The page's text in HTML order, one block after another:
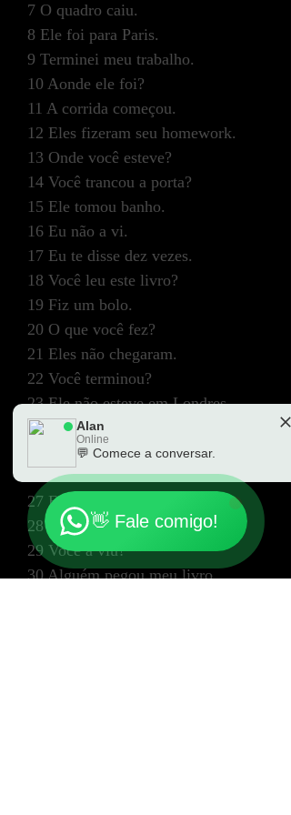
7 O quadro caiu.
8 Ele foi para Paris.
9 Terminei meu trabalho.
10 Aonde ele foi?
11 A corrida começou.
12 Eles fizeram seu homework.
13 Onde você esteve?
14 Você trancou a porta?
15 Ele tomou banho.
16 Eu não a vi.
17 Eu te disse dez vezes.
18 Você leu este livro?
19 Fiz um bolo.
20 O que você fez?
21 Eles não chegaram.
22 Você terminou?
23 Ele não esteve em Londres.
24 Ele tomou todo o suco.
25 Você fez a barba?
26 Eu não comi.
27 Eles não comeram.
28 Quebrei meu braço.
29 Você a viu?
30 Alguém pegou meu livro.
👋 Fale comigo!
Alan
Tap to chat
🗓️ Horário de atendimento: Sempre
Alan
Online
💬 Comece a conversar.